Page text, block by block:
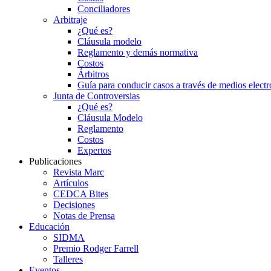
Conciliadores
Arbitraje
¿Qué es?
Cláusula modelo
Reglamento y demás normativa
Costos
Árbitros
Guía para conducir casos a través de medios
Junta de Controversias
¿Qué es?
Cláusula Modelo
Reglamento
Costos
Expertos
Publicaciones
Revista Marc
Artículos
CEDCA Bites
Decisiones
Notas de Prensa
Educación
SIDMA
Premio Rodger Farrell
Talleres